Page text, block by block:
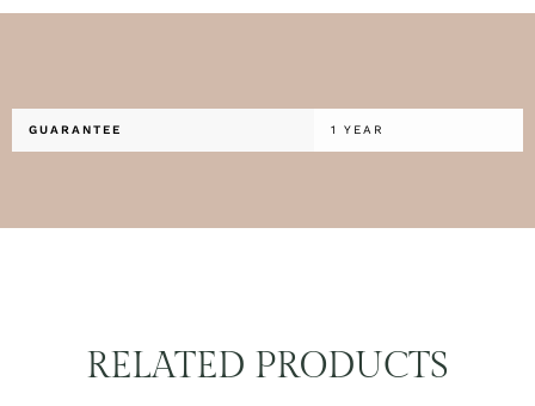
GUARANTEE 1 YEAR
RELATED PRODUCTS